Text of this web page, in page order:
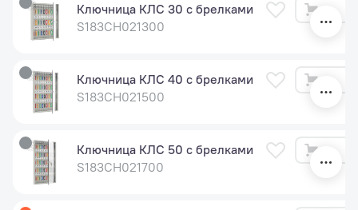
Ключница КЛС 30 с брелками
S183CH021300
Ключница КЛС 40 с брелками
S183CH021500
Ключница КЛС 50 с брелками
S183CH021700